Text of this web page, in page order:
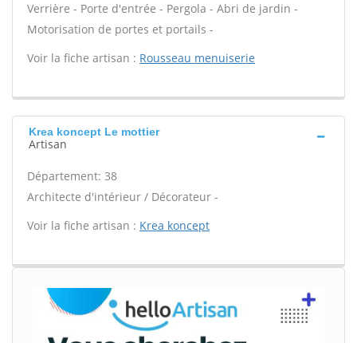
Verrière - Porte d'entrée - Pergola - Abri de jardin -
Motorisation de portes et portails -
Voir la fiche artisan : Rousseau menuiserie
Krea koncept Le mottier
Artisan
Département: 38
Architecte d'intérieur / Décorateur -
Voir la fiche artisan : Krea koncept